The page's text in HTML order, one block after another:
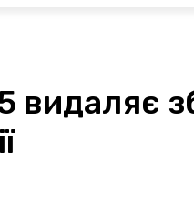
видаляє